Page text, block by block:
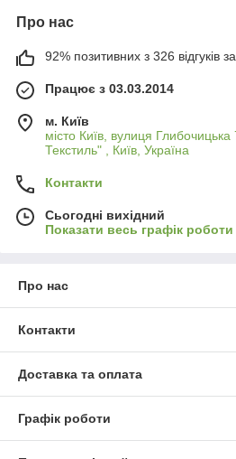
Про нас
92% позитивних з 326 відгуків за
Працює з 03.03.2014
м. Київ
місто Київ, вулиця
Текстиль" , Київ, Україна
Контакти
Сьогодні вихідний
Показати весь графік роботи
Про нас
Контакти
Доставка та оплата
Графік роботи